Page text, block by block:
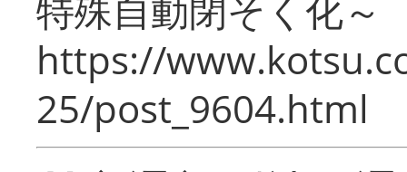
特殊自動閉そく化～
https://
25/post_9604.html